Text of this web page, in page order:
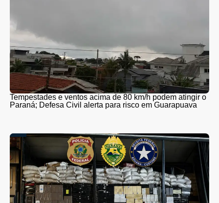
Tempestades e ventos acima de 80 km/h podem atingir o
Paraná; Defesa Civil alerta para risco em Guarapuava